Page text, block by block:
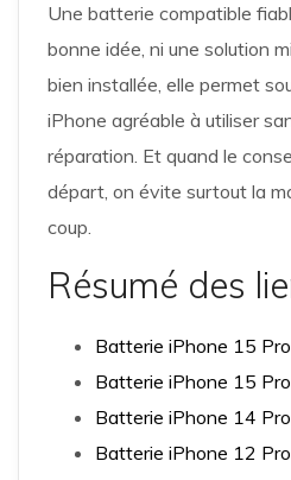
Une batterie compatible
bonne idée, ni une solution
bien installée, elle permet
iPhone agréable à utiliser
réparation. Et quand le
départ, on évite surtout la
coup.
Résumé des
Batterie iPhone 15 Pro
Batterie iPhone 15
Batterie iPhone 14
Batterie iPhone 12 Pro